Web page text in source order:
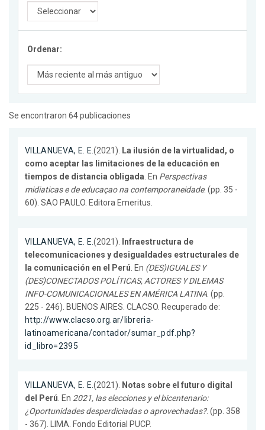
Ordenar:
Se encontraron 64 publicaciones
VILLANUEVA, E. E.(2021). La ilusión de la virtualidad, o
como aceptar las limitaciones de la educación en
tiempos de distancia obligada. En Perspectivas
midiaticas e de educaçao na contemporaneidade. (pp. 35 -
60). SAO PAULO. Editora Emeritus.
VILLANUEVA, E. E.(2021). Infraestructura de
telecomunicaciones y desigualdades estructurales de
la comunicación en el Perú. En (DES)IGUALES Y
(DES)CONECTADOS POLÍTICAS, ACTORES Y DILEMAS
INFO-COMUNICACIONALES EN AMÉRICA LATINA. (pp.
225 - 246). BUENOS AIRES. CLACSO. Recuperado de:
http://www.clacso.org.ar/libreria-
latinoamericana/contador/sumar_pdf.php?
id_libro=2395
VILLANUEVA, E. E.(2021). Notas sobre el futuro digital
del Perú. En 2021, las elecciones y el bicentenario:
¿Oportunidades desperdiciadas o aprovechadas?. (pp. 358
- 367). LIMA. Fondo Editorial PUCP.